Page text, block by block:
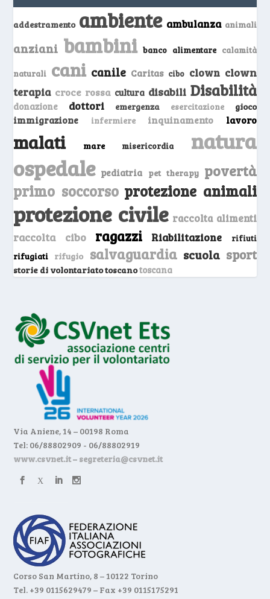
addestramento ambiente ambulanza animali
anziani bambini banco alimentare calamità
naturali cani canile Caritas cibo clown clown
terapia croce rossa cultura disabili Disabilità
donazione dottori emergenza esercitazione gioco
immigrazione infermiere inquinamento lavoro
malati mare misericordia natura
ospedale pediatria pet therapy povertà
primo soccorso protezione animali
protezione civile raccolta alimenti
raccolta cibo ragazzi Riabilitazione
rifiuti
rifugiati
rifugio salvaguardia scuola sport
storie di volontariato toscanotoscana
Via Aniene, 14 – 00198 Roma
Tel: 06/88802909 - 06/88802919
www.csvnet.it– segreteria@csvnet.it
Corso San Martino, 8 – 10122 Torino
Tel. +39 0115629479 – Fax +39 0115175291